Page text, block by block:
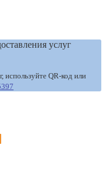
услуг
используйте QR-код или